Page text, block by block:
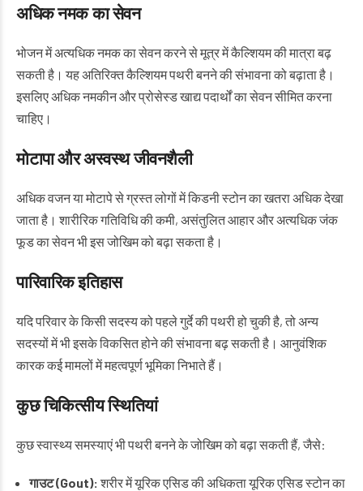
अधिक नमक का सेवन
भोजन में अत्यधिक नमक का सेवन करने से मूत्र में कैल्शियम की मात्रा बढ़
सकती है। यह अतिरिक्त कैल्शियम पथरी बनने की संभावना को बढ़ाता है।
इसलिए अधिक नमकीन और प्रोसेस्ड खाद्य पदार्थों का सेवन सीमित करना
चाहिए।
मोटापा और अस्वस्थ जीवनशैली
अधिक वजन या मोटापे से ग्रस्त लोगों में किडनी स्टोन का खतरा अधिक देखा
जाता है। शारीरिक गतिविधि की कमी, असंतुलित आहार और अत्यधिक जंक
फूड का सेवन भी इस जोखिम को बढ़ा सकता है।
पारिवारिक इतिहास
यदि परिवार के किसी सदस्य को पहले गुर्दे की पथरी हो चुकी है, तो अन्य
सदस्यों में भी इसके विकसित होने की संभावना बढ़ सकती है। आनुवंशिक
कारक कई मामलों में महत्वपूर्ण भूमिका निभाते हैं।
कुछ चिकित्सीय स्थितियां
कुछ स्वास्थ्य समस्याएं भी पथरी बनने के जोखिम को बढ़ा सकती हैं, जैसे:
गाउट (Gout): शरीर में यूरिक एसिड की अधिकता यूरिक एसिड स्टोन का